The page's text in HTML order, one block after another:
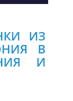
ИЗ
В
И